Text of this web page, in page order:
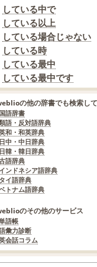
している中で
している以上
している場合じゃない
している時
している最中
している最中です
の他の辞書でも検索し
国語辞書
語・反対語辞典
和・和英辞典
日中・中日辞典
日韓・韓日辞典
語辞典
インドネシア語辞典
タイ語辞典
トナム語辞典
のその他のサービス
語帳
彙力診断
会話コラム